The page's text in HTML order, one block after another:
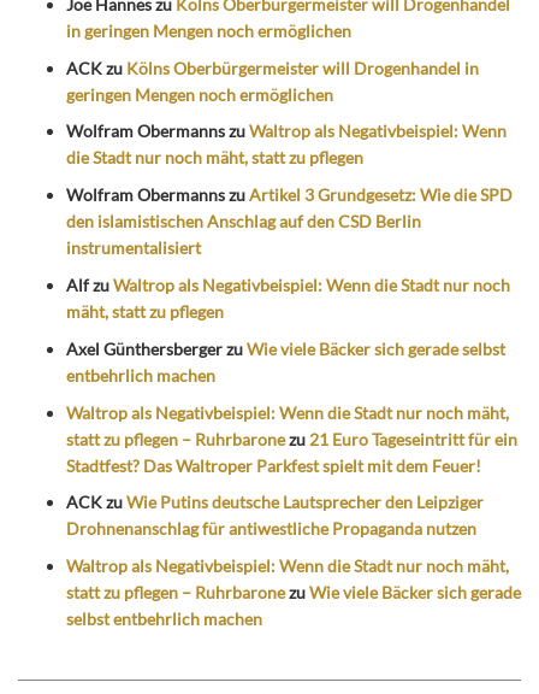
in geringen Mengen noch ermöglichen
ACKzu Kölns Oberbürgermeister will Drogenhandel in
geringen Mengen noch ermöglichen
Wolfram ObermannszuWaltrop als Negativbeispiel: Wenn
die Stadt nur noch mäht, statt zu pflegen
Wolfram ObermannszuArtikel 3 Grundgesetz: Wie die SPD
den islamistischen Anschlag auf den CSD Berlin
instrumentalisiert
AlfzuWaltrop als Negativbeispiel: Wenn die Stadt nur noch
mäht, statt zu pflegen
Axel GünthersbergerzuWie viele Bäcker sich gerade selbst
entbehrlich machen
Waltrop als Negativbeispiel: Wenn die Stadt nur noch mäht,
statt zu pflegen – Ruhrbaronezu 21 Euro Tageseintritt für ein
Stadtfest? Das Waltroper Parkfest spielt mit dem Feuer!
ACKzuWie Putins deutsche Lautsprecher den Leipziger
Drohnenanschlag für antiwestliche Propaganda nutzen
Waltrop als Negativbeispiel: Wenn die Stadt nur noch mäht,
statt zu pflegen – RuhrbaronezuWie viele Bäcker sich gerade
selbst entbehrlich machen